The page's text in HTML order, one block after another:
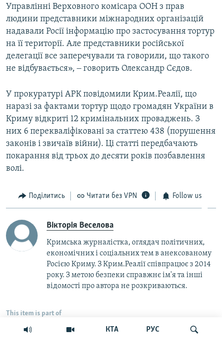
КТА РУС
Управлінні Верховного комісара ООН з прав
людини представники міжнародних організацій
надавали Росії інформацію про застосування тортур
на її території. Але представники російської
делегації все заперечували та говорили, що такого
не відбувається», ‒ говорить Олександр Сєдов.
У прокуратурі АРК повідомили Крим.Реалії, що
наразі за фактами тортур щодо громадян України в
Криму відкриті 12 кримінальних проваджень. З
них 6 перекваліфіковані за статтею 438 (порушення
законів і звичаїв війни). Ці статті передбачають
покарання від трьох до десяти років позбавлення
волі.
Поділитись Читати без VPN Follow us
Вікторія Веселова
Кримська журналістка, оглядач політичних,
економічних і соціальних тем в анексованому
Росією Криму. З Крим.Реалії співпрацює з 2014
року. З метою безпеки справжнє ім'я та інші
відомості про автора не розкриваються.
This item is part of
Крим Суспільство Головне за добу